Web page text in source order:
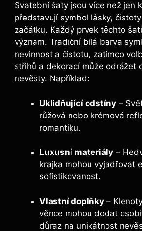
Svatební šaty jsou více než jen
představují symbol lásky,
začátku. Každý prvek těchto
význam. Tradiční bílá barva
nevinnost a čistotu, zatímco
střihů a dekorací může odrážet
nevěsty. Například:
Uklidňující odstíny –
růžová nebo krémová
romantiku.
Luxusní materiály –
krajka mohou vyjadřovat
sofistikovanost.
Vlastní doplňky –
věnce mohou dodat
důraz na unikátnost